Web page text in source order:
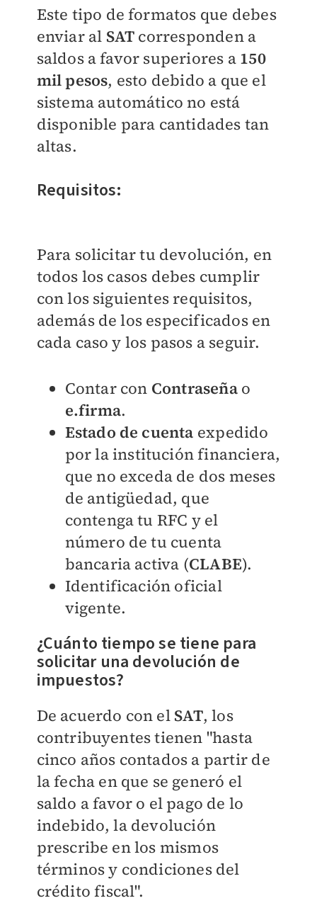
Este tipo de formatos que debes
enviar al SAT corresponden a
saldos a favor superiores a 150
mil pesos, esto debido a que el
sistema automático no está
disponible para cantidades tan
altas.
Requisitos:
Para solicitar tu devolución, en
todos los casos debes cumplir
con los siguientes requisitos,
además de los especificados en
cada caso y los pasos a seguir.
Contar con Contraseña o
e.firma.
Estado de cuenta expedido
por la institución financiera,
que no exceda de dos meses
de antigüedad, que
contenga tu RFC y el
número de tu cuenta
bancaria activa (CLABE).
Identificación oficial
vigente.
¿Cuánto tiempo se tiene para
solicitar una devolución de
impuestos?
De acuerdo con el SAT, los
contribuyentes tienen "hasta
cinco años contados a partir de
la fecha en que se generó el
saldo a favor o el pago de lo
indebido, la devolución
prescribe en los mismos
términos y condiciones del
crédito fiscal".